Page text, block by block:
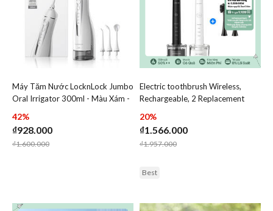
Add Máy Tăm Nước LocknLock Jumbo Oral Irrigator
Add Máy Tăm Nước LocknLock Jumbo
Máy Tăm Nước LocknLock Jumbo
Oral Irrigator 300ml - Màu Xám -
42%
₫928.000
Price reduced from
₫1.600.000to
Add Electric toothbrush
Add
Electric toothbrush Wireless,
Rechargeable, 2 Replacement
ENR346
20%
₫1.566.000
Price reduced from
₫1.957.000to
Best